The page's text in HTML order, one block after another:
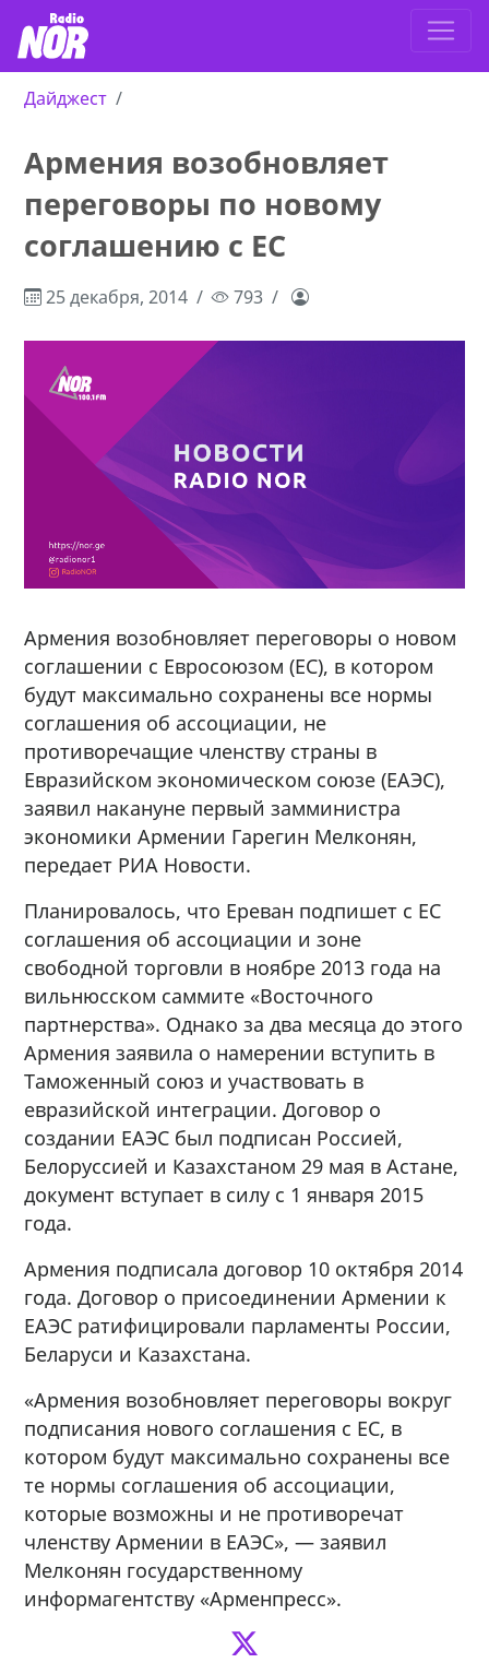
Дайджест
Армения возобновляет
переговоры по новому
соглашению с ЕС
25 декабря, 2014 793
Армения возобновляет переговоры о новом
соглашении с Евросоюзом (ЕС), в котором
будут максимально сохранены все нормы
соглашения об ассоциации, не
противоречащие членству страны в
Евразийском экономическом союзе (ЕАЭС),
заявил накануне первый замминистра
экономики Армении Гарегин Мелконян,
передает РИА Новости.
Планировалось, что Ереван подпишет с ЕС
соглашения об ассоциации и зоне
свободной торговли в ноябре 2013 года на
вильнюсском саммите «Восточного
партнерства». Однако за два месяца до этого
Армения заявила о намерении вступить в
Таможенный союз и участвовать в
евразийской интеграции. Договор о
создании ЕАЭС был подписан Россией,
Белоруссией и Казахстаном 29 мая в Астане,
документ вступает в силу с 1 января 2015
года.
Армения подписала договор 10 октября 2014
года. Договор о присоединении Армении к
ЕАЭС ратифицировали парламенты России,
Беларуси и Казахстана.
«Армения возобновляет переговоры вокруг
подписания нового соглашения с ЕС, в
котором будут максимально сохранены все
те нормы соглашения об ассоциации,
которые возможны и не противоречат
членству Армении в ЕАЭС», — заявил
Мелконян государственному
информагентству «Арменпресс».